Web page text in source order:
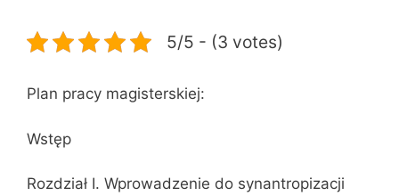
5/5 - (3 votes)
Plan pracy magisterskiej:
Wstęp
Rozdział I. Wprowadzenie do synantropizacji